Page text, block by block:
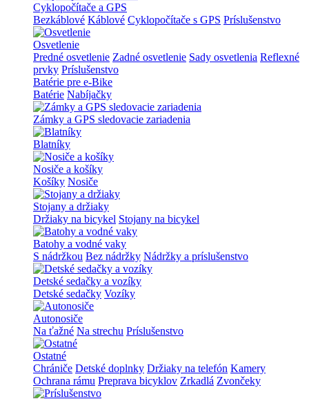
Cyklopočítače a GPS
Bezkáblové Káblové Cyklopočítače s GPS Príslušenstvo
Osvetlenie
Predné osvetlenie Zadné osvetlenie Sady osvetlenia Reflexné
prvky Príslušenstvo
Batérie pre e-Bike
Batérie Nabíjačky
Zámky a GPS sledovacie zariadenia
Blatníky
Nosiče a košíky
Košíky Nosiče
Stojany a držiaky
Držiaky na bicykel Stojany na bicykel
Batohy a vodné vaky
S nádržkou Bez nádržky Nádržky a príslušenstvo
Detské sedačky a vozíky
Detské sedačky Vozíky
Autonosiče
Na ťažné Na strechu Príslušenstvo
Ostatné
Chrániče Detské doplnky Držiaky na telefón Kamery
Ochrana rámu Preprava bicyklov Zrkadlá Zvončeky